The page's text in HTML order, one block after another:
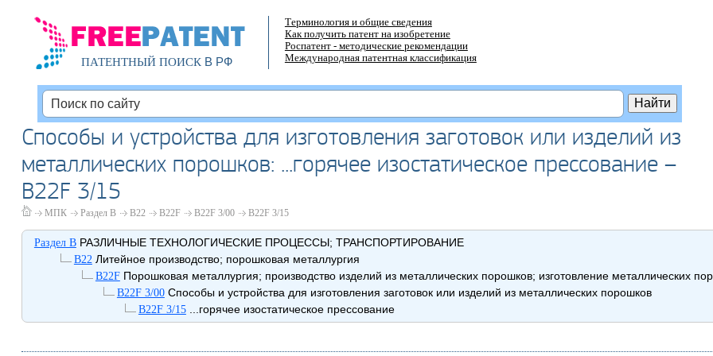
ПАТЕНТНЫЙ ПОИСКВ РФ
Терминология и общие сведения
Как получить патент на изобретение
Роспатент - методические рекомендации
Международная патентная классификация
Способы и устройства для изготовления заготовок или изделий из
металлических порошков: ...горячее изостатическое прессование –
B22F 3/15
МПК Раздел B B22 B22F B22F 3/00 B22F 3/15
Раздел BРАЗЛИЧНЫЕ ТЕХНОЛОГИЧЕСКИЕ ПРОЦЕССЫ; ТРАНСПОРТИРОВАНИЕ
B22 Литейное производство; порошковая металлургия
B22FПорошковая металлургия; производство изделий из металлических порошков; изготовление металлических
B22F 3/00Способы и устройства для изготовления заготовок или изделий из металлических порошков
B22F 3/15...горячее изостатическое прессование